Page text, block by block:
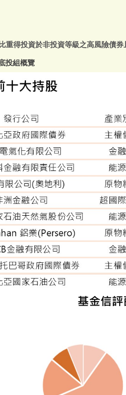
重得投資於非投資等級之高風險債
投組概覽